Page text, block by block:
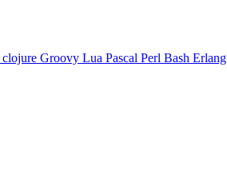
clojure Groovy Lua Pascal Perl Bash Erlang